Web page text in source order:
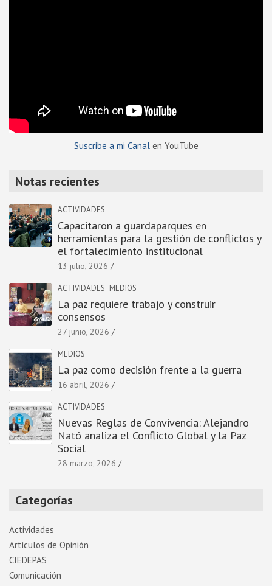
Suscribe a mi Canalen YouTube
Notas recientes
ACTIVIDADES
Capacitaron a guardaparques en
herramientas para la gestión de conflictos y
el fortalecimiento institucional
13 julio, 2026
ACTIVIDADES MEDIOS
La paz requiere trabajo y construir
consensos
27 junio, 2026
MEDIOS
La paz como decisión frente a la guerra
16 abril, 2026
ACTIVIDADES
Nuevas Reglas de Convivencia: Alejandro
Nató analiza el Conflicto Global y la Paz
Social
28 marzo, 2026
Categorías
Actividades
Artí­culos de Opinión
CIEDEPAS
Comunicación